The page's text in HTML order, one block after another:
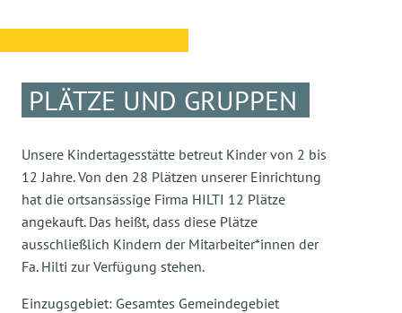
PLÄTZE UND GRUPPEN
Unsere Kindertagesstätte betreut Kinder von 2 bis
12 Jahre. Von den 28 Plätzen unserer Einrichtung
hat die ortsansässige Firma HILTI 12 Plätze
angekauft. Das heißt, dass diese Plätze
ausschließlich Kindern der Mitarbeiter*innen der
Fa. Hilti zur Verfügung stehen.
Einzugsgebiet: Gesamtes Gemeindegebiet